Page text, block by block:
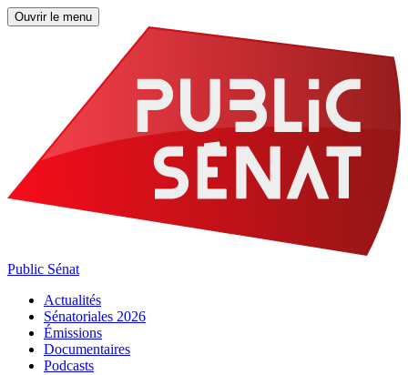
Ouvrir le menu
Public Sénat
Actualités
Sénatoriales 2026
Émissions
Documentaires
Podcasts